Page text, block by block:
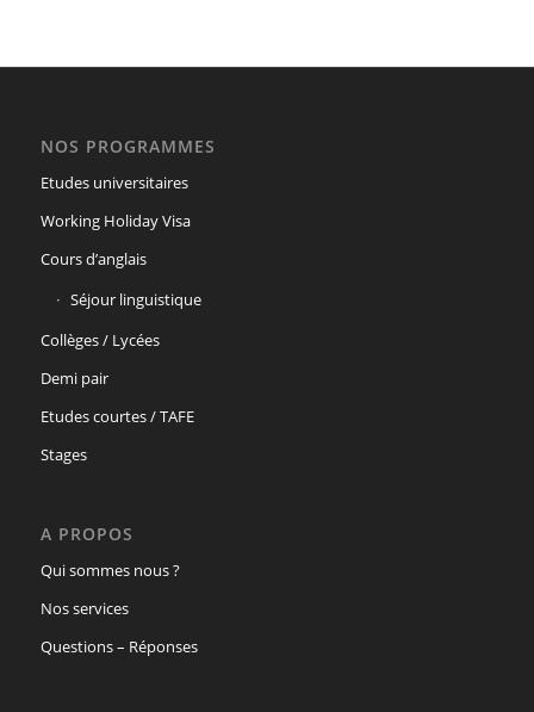
NOS PROGRAMMES
Etudes universitaires
Working Holiday Visa
Cours d’anglais
Séjour linguistique
Collèges / Lycées
Demi pair
Etudes courtes / TAFE
Stages
A PROPOS
Qui sommes nous ?
Nos services
Questions – Réponses